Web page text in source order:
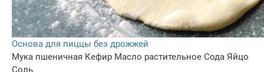
Основа для пиццы без дрожжей
Мука пшеничная Кефир Масло растительное Сода Яйцо
Соль